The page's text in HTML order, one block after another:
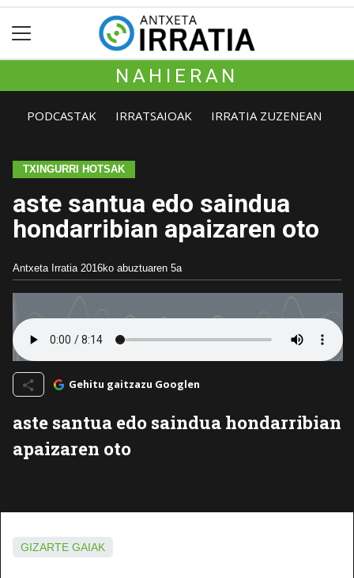
NAHIERAN
PODCASTAK IRRATSAIOAK IRRATIA ZUZENEAN
TXINGURRI HOTSAK
aste santua edo saindua
hondarribian apaizaren oto
Antxeta Irratia 2016ko abuztuaren 5a
Gehitu gaitzazu Googlen
aste santua edo saindua hondarribian
apaizaren oto
GIZARTE GAIAK